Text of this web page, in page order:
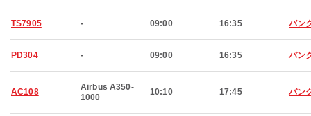
TS7905 - 09:00 16:35 バン
PD304 - 09:00 16:35 バン
AC108
Airbus A350-
1000
10:10 17:45 バン